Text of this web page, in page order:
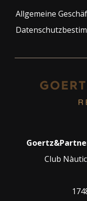
Allgemeine
Goertz&Partner
Club